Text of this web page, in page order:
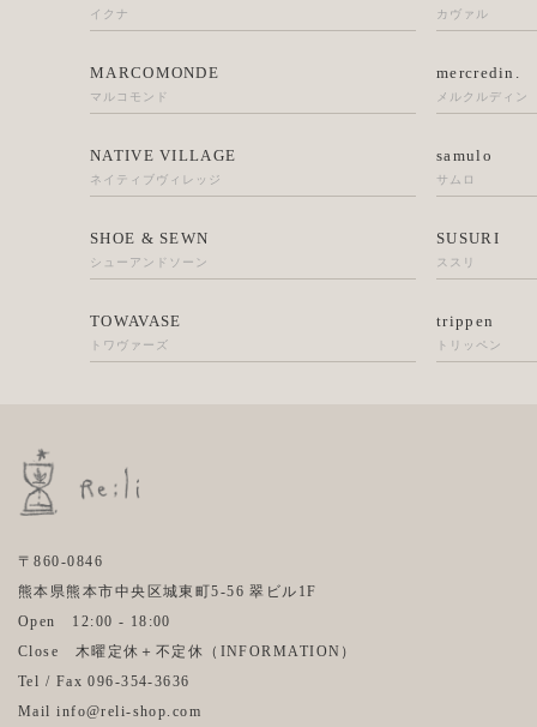
イクナ カヴァル
MARCOMONDE
マルコモンド
mercredin.
メルクルディン
NATIVE VILLAGE
ネイティブヴィレッジ
samulo
サムロ
SHOE & SEWN
シューアンドソーン
SUSURI
ススリ
TOWAVASE
トワヴァーズ
trippen
トリッペン
〒860-0846
熊本県熊本市中央区城東町5-56 翠ビル1F
Open 12:00 - 18:00
Close 木曜定休＋不定休（ INFORMATION ）
Tel / Fax 096-354-3636
Mail info@reli-shop.com